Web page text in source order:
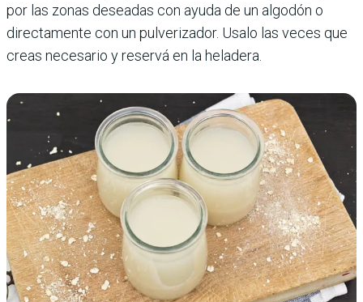
por las zonas deseadas con ayuda de un algodón o
directamente con un pulverizador. Usalo las veces que
creas necesario y reservá en la heladera.